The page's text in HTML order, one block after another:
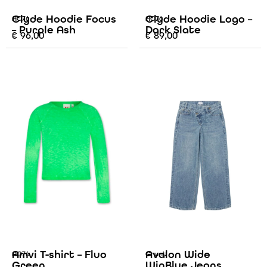
AO76
Clyde Hoodie Focus
– Purple Ash
€ 96,00
AO76
Clyde Hoodie Logo –
Dark Slate
€89,00
AO76
Amvi T-shirt – Fluo
Grunt
Avalon Wide